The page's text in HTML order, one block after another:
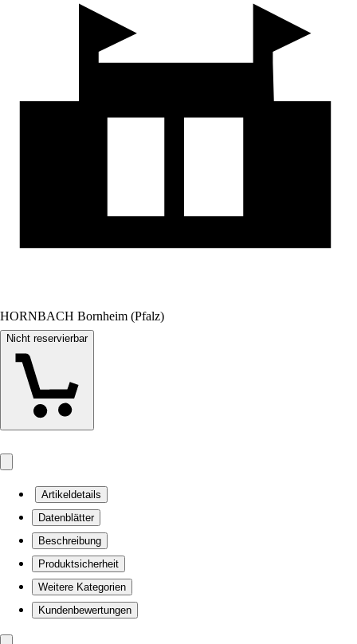
HORNBACH Bornheim (Pfalz)
Nicht reservierbar
Artikeldetails
Datenblätter
Beschreibung
Produktsicherheit
Weitere Kategorien
Kundenbewertungen